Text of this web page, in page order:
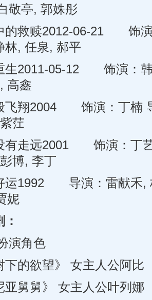
敬亭, 郭姝彤
救赎2012-06-21 饰演
林, 任泉, 郝平
2011-05-12 饰演：韩
高鑫
翔2004 饰演：丁楠 导
茳
走远2001 饰演：丁艺
博, 李丁
1992 导演：雷献禾,
妮
：
角色
的欲望》 女主人公阿比
舅舅》 女主人公叶列娜